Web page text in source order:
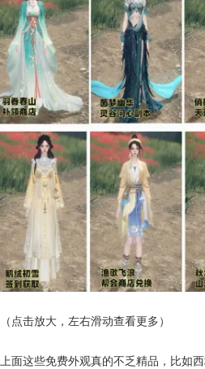
（点击放大，左右滑动查看更多）
上面这些免费外观真的不乏精品，比如